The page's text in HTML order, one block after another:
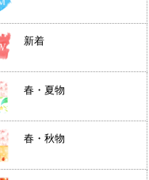
新着
春・夏物
春・秋物